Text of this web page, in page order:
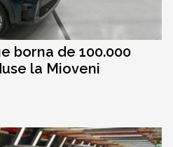
borna de 100.000
la Mioveni